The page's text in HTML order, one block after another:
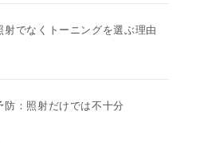
射でなくトーニングを選ぶ理由
：照射だけでは不十分